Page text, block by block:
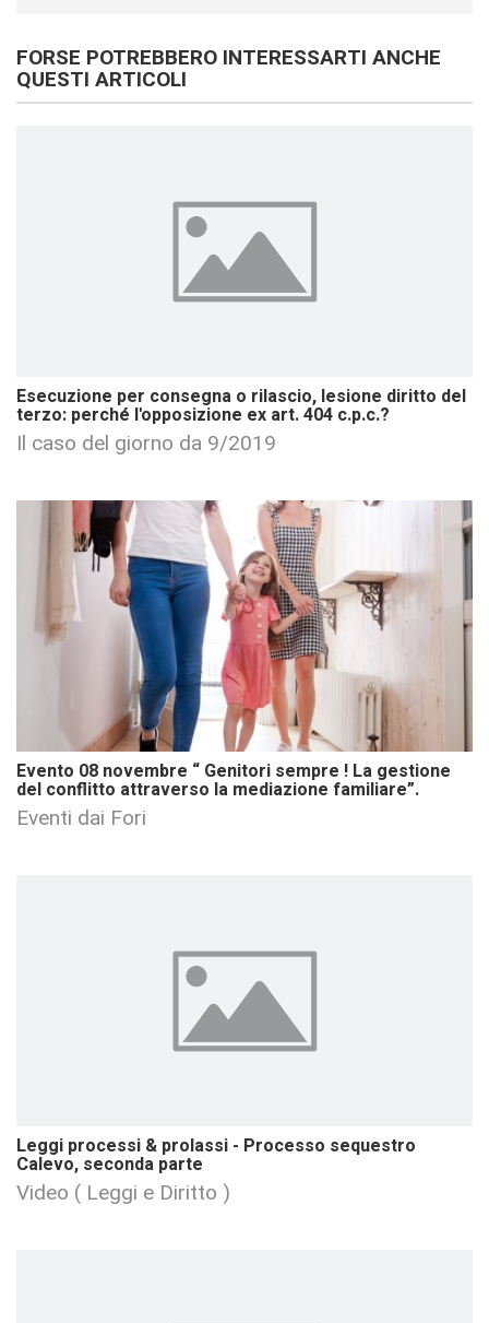
FORSE POTREBBERO INTERESSARTI ANCHE
QUESTI ARTICOLI
Esecuzione per consegna o rilascio, lesione diritto del
terzo: perché l'opposizione ex art. 404 c.p.c.?
Il caso del giorno da 9/2019
Evento 08 novembre “ Genitori sempre ! La gestione
del conflitto attraverso la mediazione familiare”.
Eventi dai Fori
Leggi processi & prolassi - Processo sequestro
Calevo, seconda parte
Video ( Leggi e Diritto )